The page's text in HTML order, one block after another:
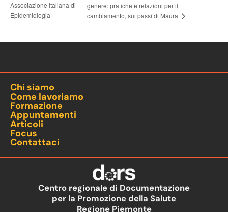
Associazione Italiana di
Epidemiologia
genere: pratiche e relazioni per il
cambiamento, sui passi di Maura
Chi siamo
Come lavoriamo
Formazione
Appuntamenti
Articoli
Focus
Contattaci
Centro regionale di Documentazione
per la Promozione della Salute
Regione Piemonte